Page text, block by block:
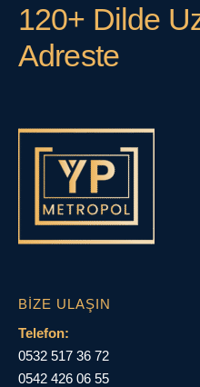
120+ Dilde
Adreste
BIZE ULAŞIN
Telefon:
0532 517 36 72
0542 426 06 55